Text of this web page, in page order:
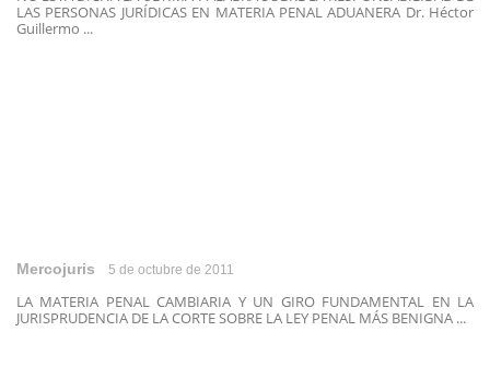
LAS PERSONAS JURÍDICAS EN MATERIA PENAL ADUANERA Dr. Héctor
Guillermo ...
Mercojuris 5 de octubre de 2011
LA MATERIA PENAL CAMBIARIA Y UN GIRO FUNDAMENTAL EN LA
JURISPRUDENCIA DE LA CORTE SOBRE LA LEY PENAL MÁS BENIGNA ...